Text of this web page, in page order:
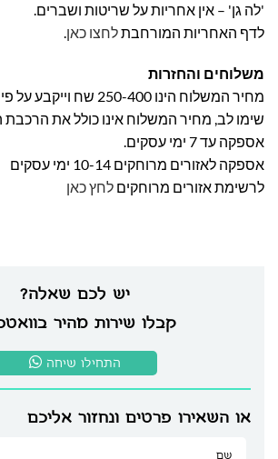
יש לכם שאלה?
קבלו שירות מהיר
התחילו שיחה
או השאירו פרטים ונחזור אליכם
'לה גן' – אין אחריות על שריטות ושברים.
לדף האחריות המורחבתלחצו כאן.
משלוחים והחזרות
מחיר המשלוח הינו 250-400 שח וייקבע על פי אזור מגוריכם.
שימו לב, מחיר המשלוח אינו כולל את הרכבת
אספקה עד 7 ימי עסקים.
אספקה לאזורים מרוחקים 10-14 ימי עסקים
לרשימת אזורים מרוחקים לחץ כאן